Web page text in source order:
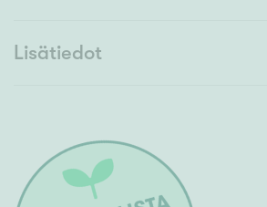
Lisätiedot